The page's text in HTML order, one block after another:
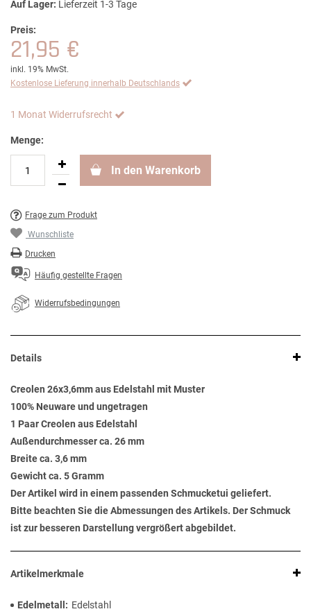
Auf Lager: Lieferzeit 1-3 Tage
Preis:
21,95 €
inkl. 19% MwSt.
Kostenlose Lieferung innerhalb Deutschlands
1 Monat Widerrufsrecht
Menge:
In den Warenkorb
Frage zum Produkt
Wunschliste
Drucken
Häufig gestellte Fragen
Widerrufsbedingungen
Details
Creolen 26x3,6mm aus Edelstahl mit Muster
100% Neuware und ungetragen
1 Paar Creolen aus Edelstahl
Außendurchmesser ca. 26 mm
Breite ca. 3,6 mm
Gewicht ca. 5 Gramm
Der Artikel wird in einem passenden Schmucketui geliefert.
Bitte beachten Sie die Abmessungen des Artikels. Der Schmuck
ist zur besseren Darstellung vergrößert abgebildet.
Artikelmerkmale
Edelmetall
Edelstahl